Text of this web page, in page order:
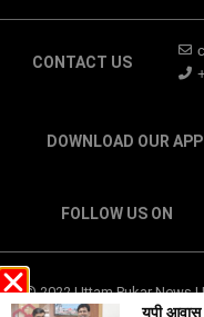
CONTACT US
DOWNLOAD OUR APP
FOLLOW US ON
© 2022 Uttam Pukar News
यूपी